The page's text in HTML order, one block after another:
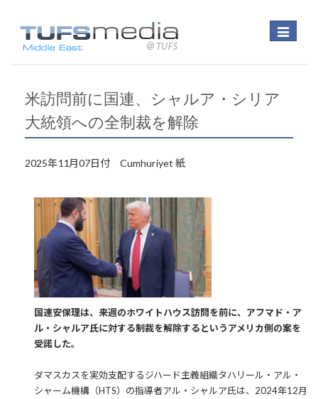
Toggle
米訪問前に国連、シャルア・シリア
大統領への全制裁を解除
2025年11月07日付 Cumhuriyet 紙
国連安保理は、来週のホワイトハウス訪問を前に、アフマド・ア
ル・シャルア氏に対する制裁を解除するというアメリカ側の案を
受諾した。
ダマスカスを実効支配するジハード主義組織タハリール・アル・
シャーム機構（HTS）の指導者アル・シャルア氏は、2024年12月